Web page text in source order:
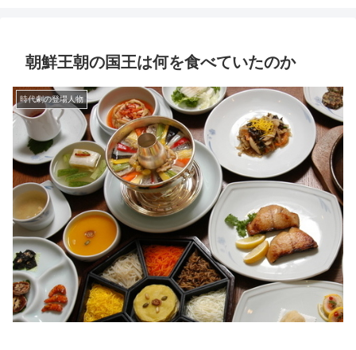
朝鮮王朝の国王は何を食べていたのか
時代劇の登場人物